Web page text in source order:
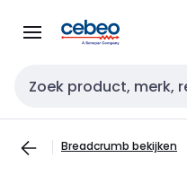
naar
naar
Zoekveld invoer
Breadcrumb bekijken